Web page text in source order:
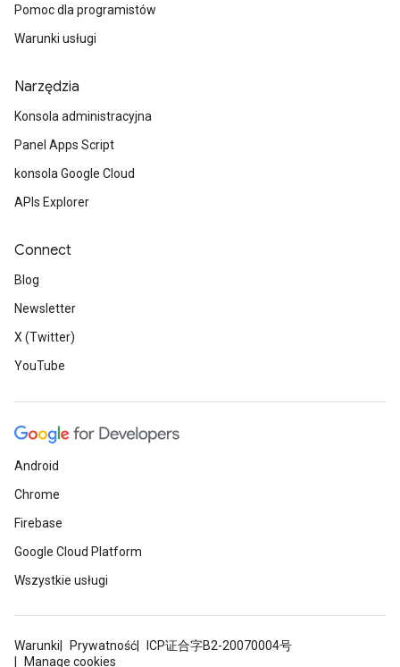
Pomoc dla programistów
Warunki usługi
Narzędzia
Konsola administracyjna
Panel Apps Script
konsola Google Cloud
APIs Explorer
Connect
Blog
Newsletter
X (Twitter)
YouTube
Android
Chrome
Firebase
Google Cloud Platform
Wszystkie usługi
Warunki Prywatność
ICP证合字B2-20070004号
Manage cookies